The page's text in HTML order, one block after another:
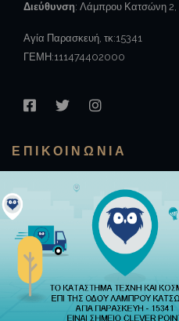
Διεύθυνση: Λάμπρου Κατσώνη 2,
Αγία Παρασκευή, τκ:15341
ΓΕΜΗ:111474402000
FACEBOOK
TWITTERINSTAGRAM
ΕΠΙΚΟΙΝΩΝΊΑ